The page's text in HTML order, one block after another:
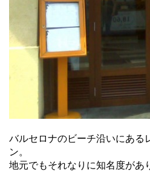
バルセロナのビーチ沿いにある
ン。
地元でもそれなりに知名度があ